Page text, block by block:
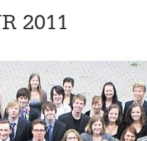
2011